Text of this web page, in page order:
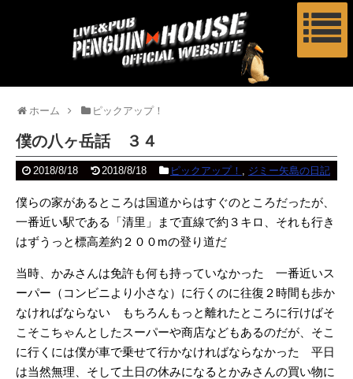
ホーム ピックアップ！
僕の八ヶ岳話 ３４
2018/8/18 2018/8/18 ピックアップ！ , ジミー矢島の日記
僕らの家があるところは国道からはすぐのところだったが、
一番近い駅である「清里」まで直線で約３キロ、それも行き
はずうっと標高差約２００mの登り道だ
当時、かみさんは免許も何も持っていなかった 一番近いス
ーパー（コンビニより小さな）に行くのに往復２時間も歩か
なければならない もちろんもっと離れたところに行けばそ
こそこちゃんとしたスーパーや商店などもあるのだが、そこ
に行くには僕が車で乗せて行かなければならなかった 平日
は当然無理、そして土日の休みになるとかみさんの買い物に